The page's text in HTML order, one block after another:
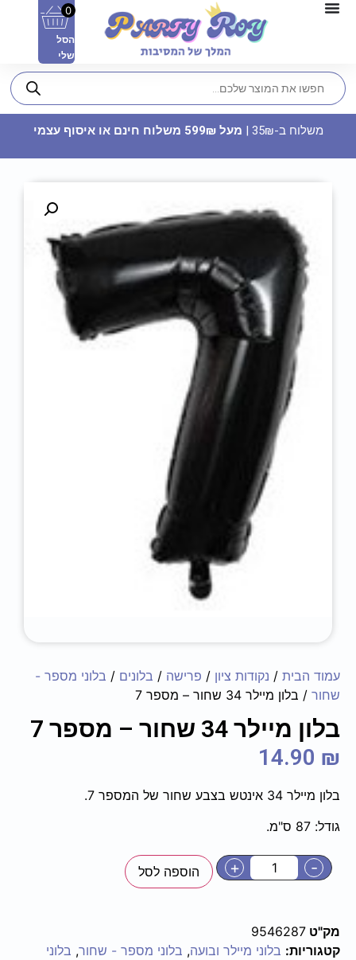
פלייסמנט - כתמי פסטל דוגמה 3
₪
+
ADD
0
הסל
שלי
משלוח ב-35₪ | מעל 599₪ משלוח חינם או איסוף עצמי
עמוד הבית / נקודות ציון / פרישה / בלונים / בלוני מספר -
שחור / בלון מיילר 34 שחור – מספר 7
בלון מיילר 34 שחור – מספר 7
14.90 ₪
בלון מיילר 34 אינטש בצבע שחור של המספר 7.
גודל: 87 ס"מ.
-
+ הוספה לסל
מק"ט 9546287
קטגוריות: בלוני מיילר ובועה, בלוני מספר - שחור, בלוני